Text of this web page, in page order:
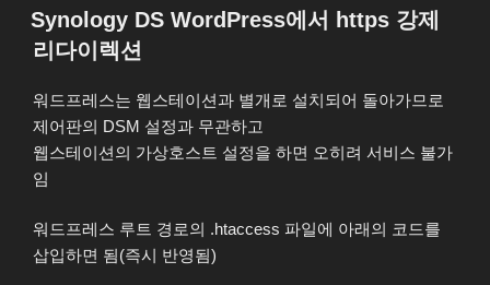
성
일
자
Synology DS WordPress에서 https 강제
리다이렉션
워드프레스는 웹스테이션과 별개로 설치되어 돌아가므로
제어판의 DSM 설정과 무관하고
웹스테이션의 가상호스트 설정을 하면 오히려 서비스 불가
임
워드프레스 루트 경로의 .htaccess 파일에 아래의 코드를
삽입하면 됨(즉시 반영됨)